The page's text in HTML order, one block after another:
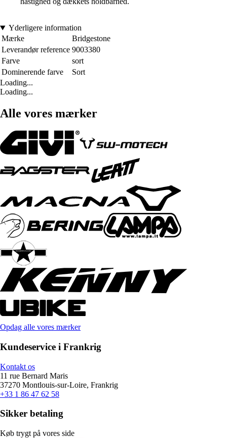
Yderligere information
Mærke
Bridgestone
Leverandør reference 9003380
Farve
sort
Dominerende farve
Sort
Loading...
Loading...
Alle vores mærker
Opdag alle vores mærker
Kundeservice i Frankrig
Kontakt os
11 rue Bernard Maris
37270 Montlouis-sur-Loire, Frankrig
+33 1 86 47 62 58
Sikker betaling
Køb trygt på vores side